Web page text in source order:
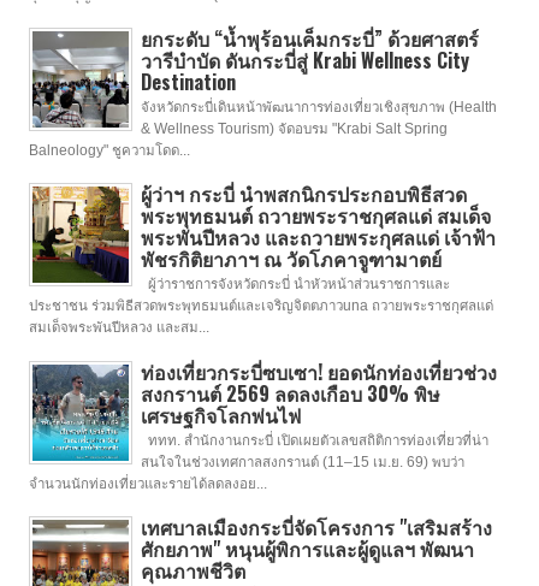
ยกระดับ “น้ำพุร้อนเค็มกระบี่” ด้วยศาสตร์
วารีบำบัด ดันกระบี่สู่ Krabi Wellness City
Destination
จังหวัดกระบี่เดินหน้าพัฒนาการท่องเที่ยวเชิงสุขภาพ (Health
& Wellness Tourism) จัดอบรม "Krabi Salt Spring
Balneology" ชูความโดด...
ผู้ว่าฯ กระบี่ นำพสกนิกรประกอบพิธีสวด
พระพุทธมนต์ ถวายพระราชกุศลแด่ สมเด็จ
พระพันปีหลวง และถวายพระกุศลแด่ เจ้าฟ้า
พัชรกิติยาภาฯ ณ วัดโภคาจูฑามาตย์
ผู้ว่าราชการจังหวัดกระบี่ นำหัวหน้าส่วนราชการและ
ประชาชน ร่วมพิธีสวดพระพุทธมนต์และเจริญจิตตภาวuna ถวายพระราชกุศลแด่
สมเด็จพระพันปีหลวง และสม...
ท่องเที่ยวกระบี่ซบเซา! ยอดนักท่องเที่ยวช่วง
สงกรานต์ 2569 ลดลงเกือบ 30% พิษ
เศรษฐกิจโลกพ่นไฟ
ททท. สำนักงานกระบี่ เปิดเผยตัวเลขสถิติการท่องเที่ยวที่น่า
สนใจในช่วงเทศกาลสงกรานต์ (11–15 เม.ย. 69) พบว่า
จำนวนนักท่องเที่ยวและรายได้ลดลงอย...
เทศบาลเมืองกระบี่จัดโครงการ "เสริมสร้าง
ศักยภาพ" หนุนผู้พิการและผู้ดูแลฯ พัฒนา
คุณภาพชีวิต